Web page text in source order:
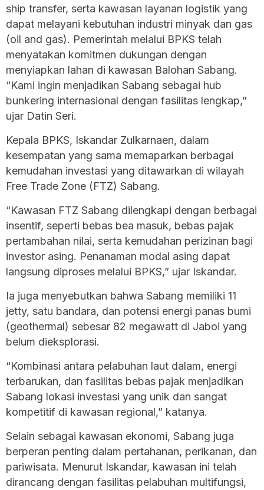
ship transfer, serta kawasan layanan logistik yang
dapat melayani kebutuhan industri minyak dan gas
(oil and gas). Pemerintah melalui BPKS telah
menyatakan komitmen dukungan dengan
menyiapkan lahan di kawasan Balohan Sabang.
“Kami ingin menjadikan Sabang sebagai hub
bunkering internasional dengan fasilitas lengkap,”
ujar Datin Seri.
Kepala BPKS, Iskandar Zulkarnaen, dalam
kesempatan yang sama memaparkan berbagai
kemudahan investasi yang ditawarkan di wilayah
Free Trade Zone (FTZ) Sabang.
“Kawasan FTZ Sabang dilengkapi dengan berbagai
insentif, seperti bebas bea masuk, bebas pajak
pertambahan nilai, serta kemudahan perizinan bagi
investor asing. Penanaman modal asing dapat
langsung diproses melalui BPKS,” ujar Iskandar.
Ia juga menyebutkan bahwa Sabang memiliki 11
jetty, satu bandara, dan potensi energi panas bumi
(geothermal) sebesar 82 megawatt di Jaboi yang
belum dieksplorasi.
“Kombinasi antara pelabuhan laut dalam, energi
terbarukan, dan fasilitas bebas pajak menjadikan
Sabang lokasi investasi yang unik dan sangat
kompetitif di kawasan regional,” katanya.
Selain sebagai kawasan ekonomi, Sabang juga
berperan penting dalam pertahanan, perikanan, dan
pariwisata. Menurut Iskandar, kawasan ini telah
dirancang dengan fasilitas pelabuhan multifungsi,